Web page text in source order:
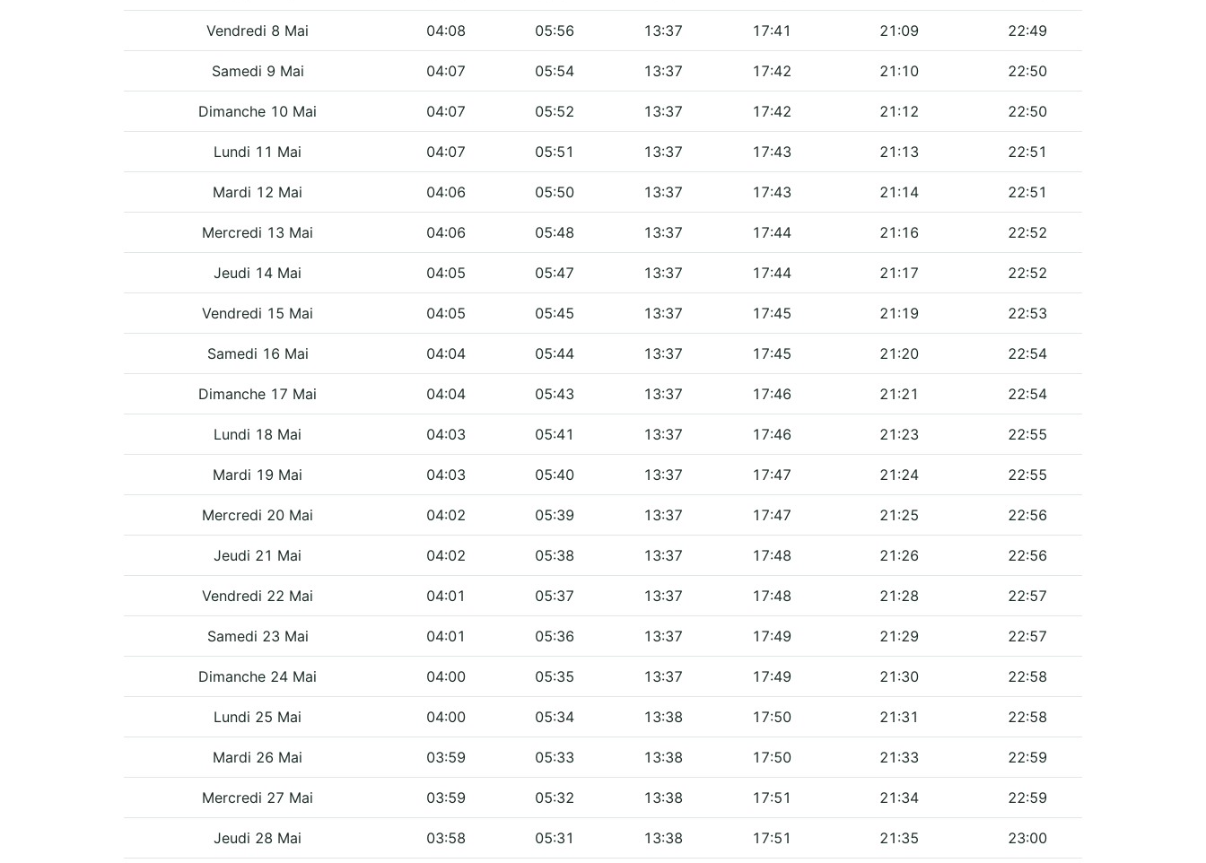
Vendredi 8 Mai 04:08 05:56 13:37 17:41 21:09 22:49
Samedi 9 Mai 04:07 05:54 13:37 17:42 21:10 22:50
Dimanche 10 Mai 04:07 05:52 13:37 17:42 21:12 22:50
Lundi 11 Mai 04:07 05:51 13:37 17:43 21:13 22:51
Mardi 12 Mai 04:06 05:50 13:37 17:43 21:14 22:51
Mercredi 13 Mai 04:06 05:48 13:37 17:44 21:16 22:52
Jeudi 14 Mai 04:05 05:47 13:37 17:44 21:17 22:52
Vendredi 15 Mai 04:05 05:45 13:37 17:45 21:19 22:53
Samedi 16 Mai 04:04 05:44 13:37 17:45 21:20 22:54
Dimanche 17 Mai 04:04 05:43 13:37 17:46 21:21 22:54
Lundi 18 Mai 04:03 05:41 13:37 17:46 21:23 22:55
Mardi 19 Mai 04:03 05:40 13:37 17:47 21:24 22:55
Mercredi 20 Mai 04:02 05:39 13:37 17:47 21:25 22:56
Jeudi 21 Mai 04:02 05:38 13:37 17:48 21:26 22:56
Vendredi 22 Mai 04:01 05:37 13:37 17:48 21:28 22:57
Samedi 23 Mai 04:01 05:36 13:37 17:49 21:29 22:57
Dimanche 24 Mai 04:00 05:35 13:37 17:49 21:30 22:58
Lundi 25 Mai 04:00 05:34 13:38 17:50 21:31 22:58
Mardi 26 Mai 03:59 05:33 13:38 17:50 21:33 22:59
Mercredi 27 Mai 03:59 05:32 13:38 17:51 21:34 22:59
Jeudi 28 Mai 03:58 05:31 13:38 17:51 21:35 23:00